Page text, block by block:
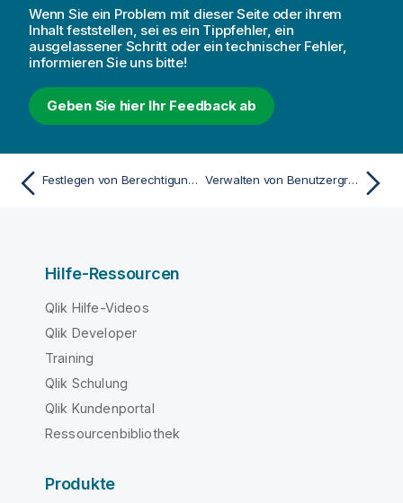
Wenn Sie ein Problem mit dieser Seite oder ihrem
Inhalt feststellen, sei es ein Tippfehler, ein
ausgelassener Schritt oder ein technischer Fehler,
informieren Sie uns bitte!
Geben Sie hier Ihr Feedback ab
Festlegen von Berechtigungen für Benutzer, die anonymen Zugriff konfigurieren können Verwalten von Benutzergruppen
Hilfe-Ressourcen
Qlik Hilfe-Videos
Qlik Developer
Training
Qlik Schulung
Qlik Kundenportal
Ressourcenbibliothek
Produkte